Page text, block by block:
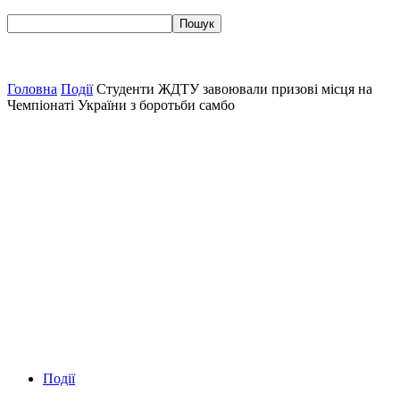
Головна Події Студенти ЖДТУ завоювали призові місця на
Чемпіонаті України з боротьби самбо
Події